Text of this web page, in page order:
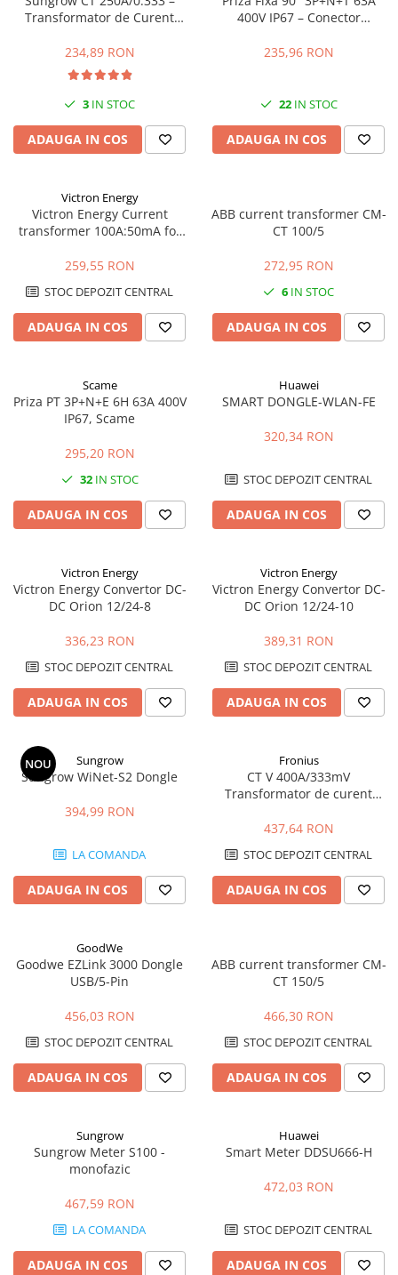
Transformator de Curent
234,89 RON
3 IN STOC
ADAUGA IN COS
400V IP67 – Conector
pentru Exterior
235,96 RON
22IN STOC
ADAUGA IN COS
Victron Energy
Victron Energy Current
transformer 100A:50mA for
259,55 RON
STOC DEPOZIT CENTRAL
ADAUGA IN COS
ABB current transformer CM-
CT 100/5
272,95 RON
6 IN STOC
ADAUGA IN COS
Scame
Priza PT 3P+N+E 6H 63A 400V
IP67, Scame
295,20 RON
32IN STOC
ADAUGA IN COS
Huawei
SMART DONGLE-WLAN-FE
320,34 RON
STOC DEPOZIT CENTRAL
ADAUGA IN COS
Victron Energy
Victron Energy Convertor DC-
DC Orion 12/24-8
336,23 RON
STOC DEPOZIT CENTRAL
ADAUGA IN COS
Victron Energy
Victron Energy Convertor DC-
DC Orion 12/24-10
389,31 RON
STOC DEPOZIT CENTRAL
ADAUGA IN COS
NOU Sungrow
Sungrow WiNet-S2 Dongle
394,99 RON
LA COMANDA
ADAUGA IN COS
Fronius
CT V 400A/333mV
Transformator de curent
437,64 RON
STOC DEPOZIT CENTRAL
ADAUGA IN COS
GoodWe
Goodwe EZLink 3000 Dongle
USB/5-Pin
456,03 RON
STOC DEPOZIT CENTRAL
ADAUGA IN COS
ABB current transformer CM-
CT 150/5
466,30 RON
STOC DEPOZIT CENTRAL
ADAUGA IN COS
Sungrow
Sungrow Meter S100 -
monofazic
467,59 RON
LA COMANDA
ADAUGA IN COS
Huawei
Smart Meter DDSU666-H
472,03 RON
STOC DEPOZIT CENTRAL
ADAUGA IN COS